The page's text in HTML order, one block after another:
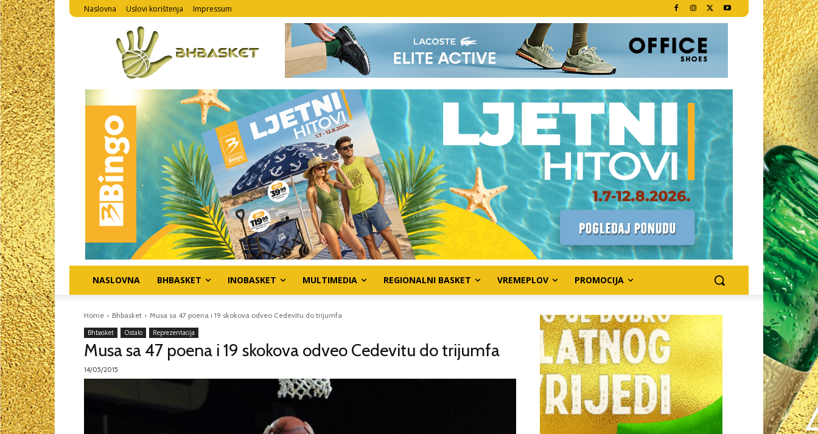
Naslovna Uslovi korištenja Impressum
NASLOVNA BHBASKET INOBASKET MULTIMEDIA REGIONALNI BASKET VREMEPLOV PROMOCIJA
Home Bhbasket Musa sa 47 poena i 19 skokova odveo Cedevitu do trijumfa
Bhbasket Ostalo Reprezentacija
Musa sa 47 poena i 19 skokova odveo Cedevitu do trijumfa
14/05/2015